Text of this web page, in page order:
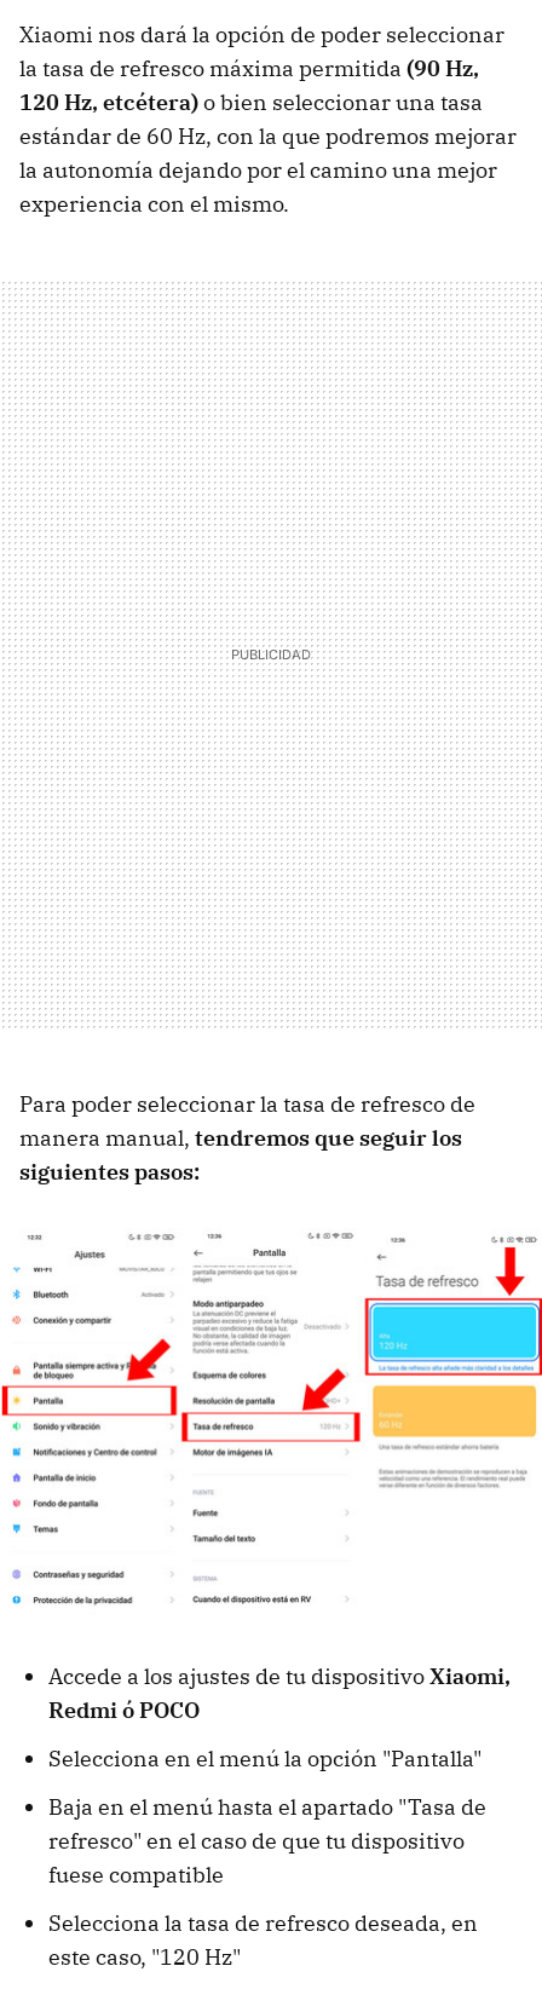
Xiaomi nos dará la opción de poder seleccionar
la tasa de refresco máxima permitida (90 Hz,
120 Hz, etcétera)o bien seleccionar una tasa
estándar de 60 Hz, con la que podremos mejorar
la autonomía dejando por el camino una mejor
experiencia con el mismo.
Para poder seleccionar la tasa de refresco de
manera manual, tendremos que seguir los
siguientes pasos:
Accede a los ajustes de tu dispositivoXiaomi,
Redmi ó POCO
Selecciona en el menú la opción "Pantalla"
Baja en el menú hasta el apartado "Tasa de
refresco" en el caso de que tu dispositivo
fuese compatible
Selecciona la tasa de refresco deseada, en
este caso, "120 Hz"